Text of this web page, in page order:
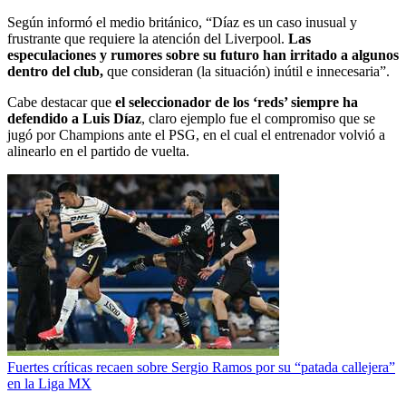
Según informó el medio británico, “Díaz es un caso inusual y
frustrante que requiere la atención del Liverpool. Las
especulaciones y rumores sobre su futuro han irritado a algunos
dentro del club, que consideran (la situación) inútil e innecesaria”.
Cabe destacar que el seleccionador de los ‘reds’ siempre ha
defendido a Luis Díaz, claro ejemplo fue el compromiso que se
jugó por Champions ante el PSG, en el cual el entrenador volvió a
alinearlo en el partido de vuelta.
Fuertes críticas recaen sobre Sergio Ramos por su “patada callejera”
en la Liga MX